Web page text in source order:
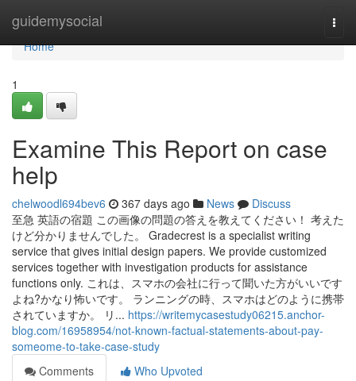
guidemysocial
Home
Home
1
Examine This Report on case
help
chelwoodl694bev6 367 days ago News
Discuss
至急 英語の宿題 この画像の問題の答えを教えてください！ 考えた
けど分かりませんでした。 Gradecrest is a specialist writing
service that gives initial design papers. We provide customized
services together with investigation products for assistance
functions only. これは、スマホの会社に行って聞いた方がいいです
よね?かなり怖いです。 ランニングの時、スマホはどのように携帯
されていますか。 リ... https://writemycasestudy06215.anchor-
blog.com/16958954/not-known-factual-statements-about-pay-
someome-to-take-case-study
Comments
Who Upvoted